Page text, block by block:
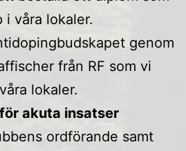
i våra lokaler.
genom
från RF som vi
lokaler.
akuta insatser
ordförande samt